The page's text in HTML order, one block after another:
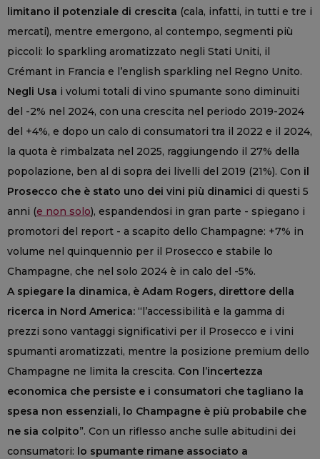
limitano il potenziale di crescita (cala, infatti, in tutti e tre i
mercati), mentre emergono, al contempo, segmenti più
piccoli: lo sparkling aromatizzato negli Stati Uniti, il
Crémant in Francia e l’english sparkling nel Regno Unito.
Negli Usa i volumi totali di vino spumante sono diminuiti
del -2% nel 2024, con una crescita nel periodo 2019-2024
del +4%, e dopo un calo di consumatori tra il 2022 e il 2024,
la quota è rimbalzata nel 2025, raggiungendo il 27% della
popolazione, ben al di sopra dei livelli del 2019 (21%). Con il
Prosecco che è stato uno dei vini più dinamici di questi 5
anni (e non solo), espandendosi in gran parte - spiegano i
promotori del report - a scapito dello Champagne: +7% in
volume nel quinquennio per il Prosecco e stabile lo
Champagne, che nel solo 2024 è in calo del -5%.
A spiegare la dinamica, è Adam Rogers, direttore della
ricerca in Nord America: “l’accessibilità e la gamma di
prezzi sono vantaggi significativi per il Prosecco e i vini
spumanti aromatizzati, mentre la posizione premium dello
Champagne ne limita la crescita. Con l’incertezza
economica che persiste e i consumatori che tagliano la
spesa non essenziali, lo Champagne è più probabile che
ne sia colpito”. Con un riflesso anche sulle abitudini dei
consumatori: lo spumante rimane associato a